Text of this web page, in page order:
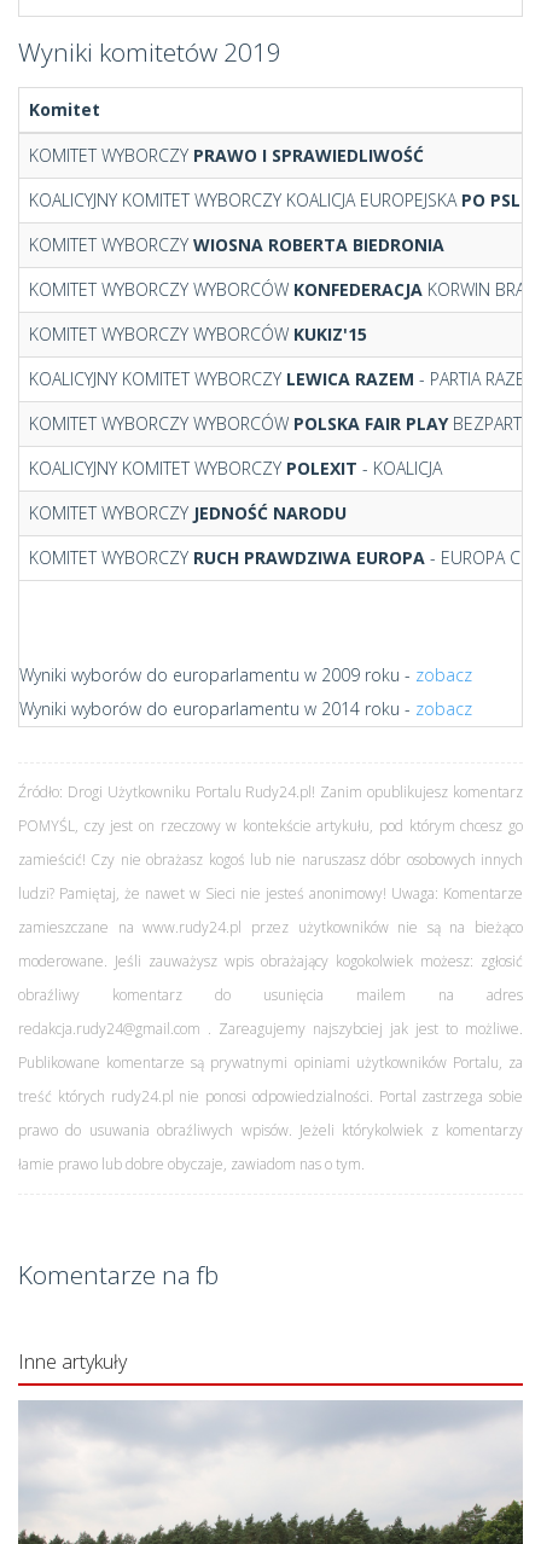
Wyniki komitetów 2019
Komitet
KOMITET WYBORCZY PRAWO I SPRAWIEDLIWOŚĆ
KOALICYJNY KOMITET WYBORCZY KOALICJA EUROPEJSKA PO PSL
KOMITET WYBORCZY WIOSNA ROBERTA BIEDRONIA
KOMITET WYBORCZY WYBORCÓW KONFEDERACJA KORWIN
KOMITET WYBORCZY WYBORCÓW KUKIZ'15
KOALICYJNY KOMITET WYBORCZY LEWICA RAZEM - PARTIA
KOMITET WYBORCZY WYBORCÓW POLSKA FAIR PLAY
KOALICYJNY KOMITET WYBORCZY POLEXIT - KOALICJA
KOMITET WYBORCZY JEDNOŚĆ NARODU
KOMITET WYBORCZY RUCH PRAWDZIWA EUROPA - EUROPA
Wyniki wyborów do europarlamentu w 2009 roku - zobacz
Wyniki wyborów do europarlamentu w 2014 roku - zobacz
Źródło: Drogi Użytkowniku Portalu Rudy24.pl! Zanim opublikujesz komentarz
POMYŚL, czy jest on rzeczowy w kontekście artykułu, pod którym chcesz go
zamieścić! Czy nie obrażasz kogoś lub nie naruszasz dóbr osobowych innych
ludzi? Pamiętaj, że nawet w Sieci nie jesteś anonimowy! Uwaga: Komentarze
zamieszczane na www.rudy24.pl przez użytkowników nie są na bieżąco
moderowane. Jeśli zauważysz wpis obrażający kogokolwiek możesz: zgłosić
obraźliwy komentarz do usunięcia mailem na adres
redakcja.rudy24@gmail.com . Zareagujemy najszybciej jak jest to możliwe.
Publikowane komentarze są prywatnymi opiniami użytkowników Portalu, za
treść których rudy24.pl nie ponosi odpowiedzialności. Portal zastrzega sobie
prawo do usuwania obraźliwych wpisów. Jeżeli którykolwiek z komentarzy
łamie prawo lub dobre obyczaje, zawiadom nas o tym.
Komentarze na fb
Inne artykuły